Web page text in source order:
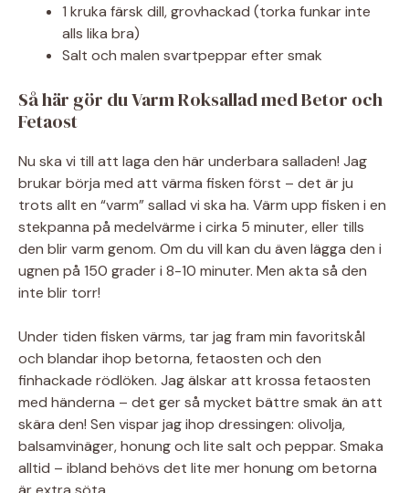
1 kruka färsk dill, grovhackad (torka funkar inte
alls lika bra)
Salt och malen svartpeppar efter smak
Så här gör du Varm Roksallad med Betor och
Fetaost
Nu ska vi till att laga den här underbara salladen! Jag
brukar börja med att värma fisken först – det är ju
trots allt en “varm” sallad vi ska ha. Värm upp fisken i en
stekpanna på medelvärme i cirka 5 minuter, eller tills
den blir varm genom. Om du vill kan du även lägga den i
ugnen på 150 grader i 8-10 minuter. Men akta så den
inte blir torr!
Under tiden fisken värms, tar jag fram min favoritskål
och blandar ihop betorna, fetaosten och den
finhackade rödlöken. Jag älskar att krossa fetaosten
med händerna – det ger så mycket bättre smak än att
skära den! Sen vispar jag ihop dressingen: olivolja,
balsamvinäger, honung och lite salt och peppar. Smaka
alltid – ibland behövs det lite mer honung om betorna